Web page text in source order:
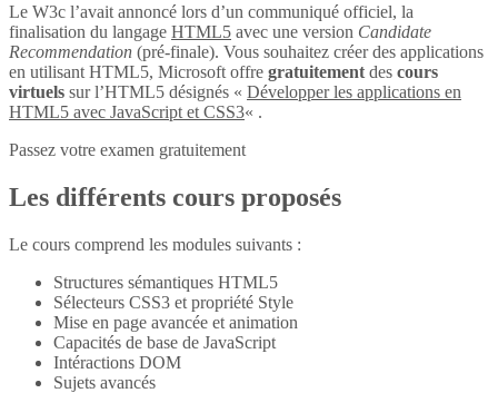
Le W3c l’avait annoncé lors d’un communiqué officiel, la
finalisation du langage HTML5 avec une version Candidate
Recommendation (pré-finale). Vous souhaitez créer des applications
en utilisant HTML5, Microsoft offre gratuitement des cours
virtuels sur l’HTML5 désignés « Développer les applications en
HTML5 avec JavaScript et CSS3« .
Passez votre examen gratuitement
Les différents cours proposés
Le cours comprend les modules suivants :
Structures sémantiques HTML5
Sélecteurs CSS3 et propriété Style
Mise en page avancée et animation
Capacités de base de JavaScript
Intéractions DOM
Sujets avancés